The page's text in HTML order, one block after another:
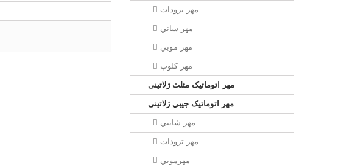
مهر ترودات
مهر ساني
مهر موبي
مهر كلوپ
مهر اتوماتیک مثلث ژلاتینی
مهر اتوماتیک جيبي ژلاتینی
مهر شايني
مهر ترودات
مهرموبي